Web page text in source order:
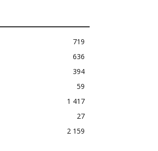
719
636
394
59
1 417
27
2 159